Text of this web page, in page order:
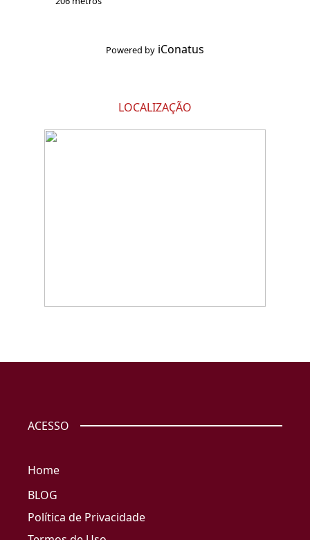
Powered by iConatus
LOCALIZAÇÃO
ACESSO
Home
BLOG
Política de Privacidade